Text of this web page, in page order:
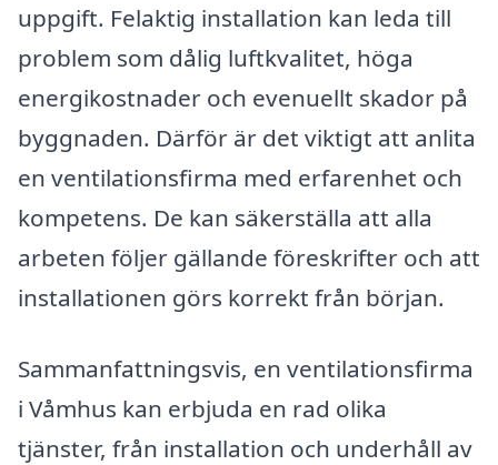
uppgift. Felaktig installation kan leda till
problem som dålig luftkvalitet, höga
energikostnader och evenuellt skador på
byggnaden. Därför är det viktigt att anlita
en ventilationsfirma med erfarenhet och
kompetens. De kan säkerställa att alla
arbeten följer gällande föreskrifter och att
installationen görs korrekt från början.
Sammanfattningsvis, en ventilationsfirma
i Våmhus kan erbjuda en rad olika
tjänster, från installation och underhåll av